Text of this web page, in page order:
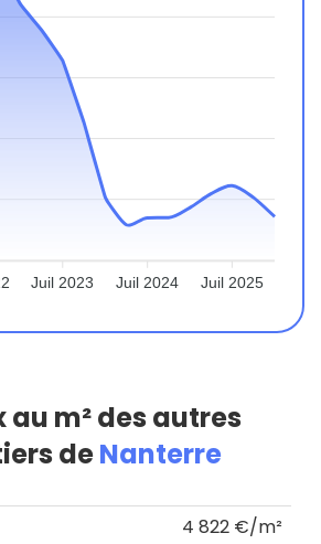
Juil 2023 Juil 2024 Juil 2025
au m² des autres
deNanterre
4 822 €/m²